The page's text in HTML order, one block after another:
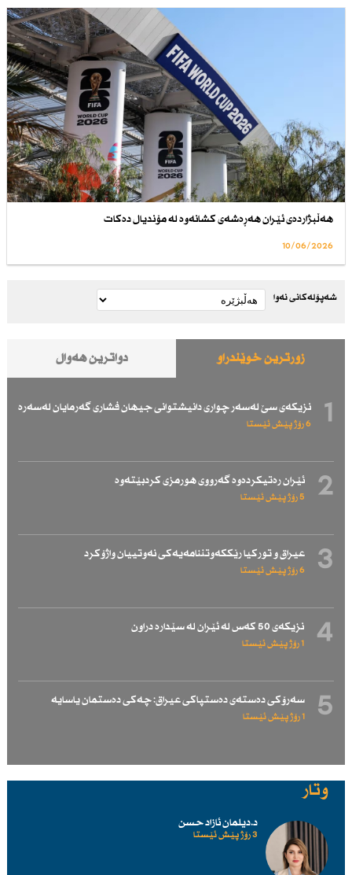
هەڵبژاردەی ئێران هەڕەشەی كشانەوە لە مۆندیال دەكات
10/06/2026
شەپۆلەکانی نەوا
زۆرترین خوێندراو دواترین هەواڵ
1 نزیكەی سێ لەسەر چواری دانیشتوانی جیهان فشاری گەرمایان لەسەرە
6 رۆژ پێش ئێستا
2 ئێران رەتیكردەوە گەرووی هورمزی كردبێتەوە
5 رۆژ پێش ئێستا
3 عیراق و توركیا رێككەوتننامەیەكی نەوتییان واژۆكرد
6 رۆژ پێش ئێستا
4 نزیكەی 50 كەس لە ئێران لە سێدارە دراون
1 رۆژ پێش ئێستا
5 سەرۆكی دەستەی دەستپاكی عیراق: چەكی دەستمان یاسایە
1 رۆژ پێش ئێستا
وتار
د.دیلمان ئازاد حسن
3 رۆژ پێش ئێستا